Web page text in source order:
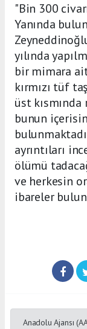
"Bin 300
Yanında
yılında
bir mimara
kırmızı tüf
üst
bunun
ayrıntıları
ölümü
ve herkesin
ibareler
Anadolu Ajansı